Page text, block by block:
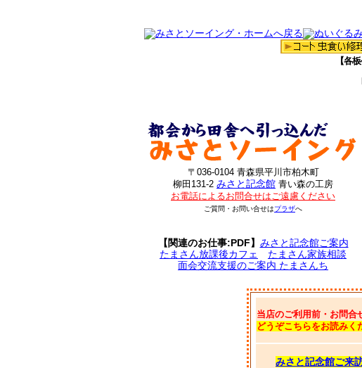
【各
〒036-0104 青森県平川市柏木町
柳田131-2 みさと記念館 青い森の工房
お電話によるお問合せはご遠慮ください
ご質問・お問い合せはプラザへ
【関連のお仕事:PDF】 みさと記念館ご案内
たまさん放課後カフェ
たまさん家族相談
面会交流支援のご案内 たまさんち
当店のご利用前・お問合
どうぞこちらをお読みく
みさと記念館ご来